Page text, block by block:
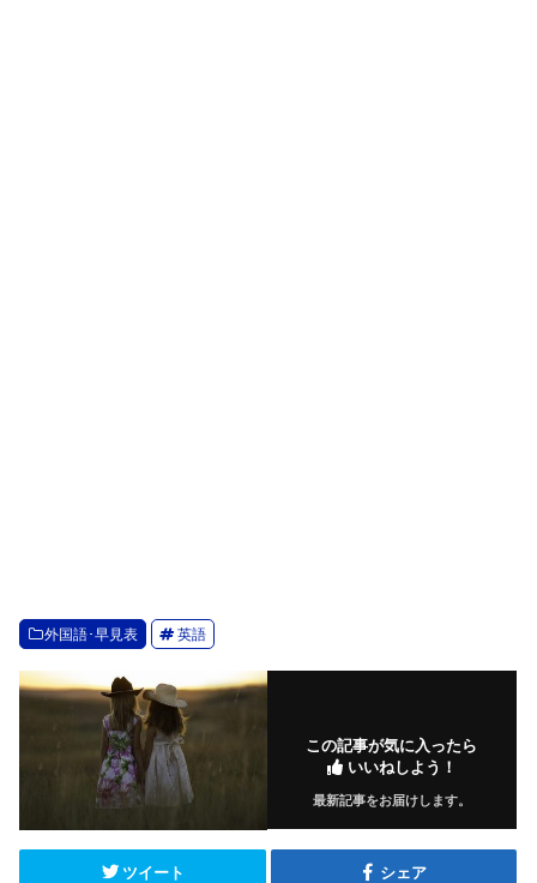
外国語･早見表 英語
この記事が気に入ったら
いいねしよう！
最新記事をお届けします。
ツイート シェア